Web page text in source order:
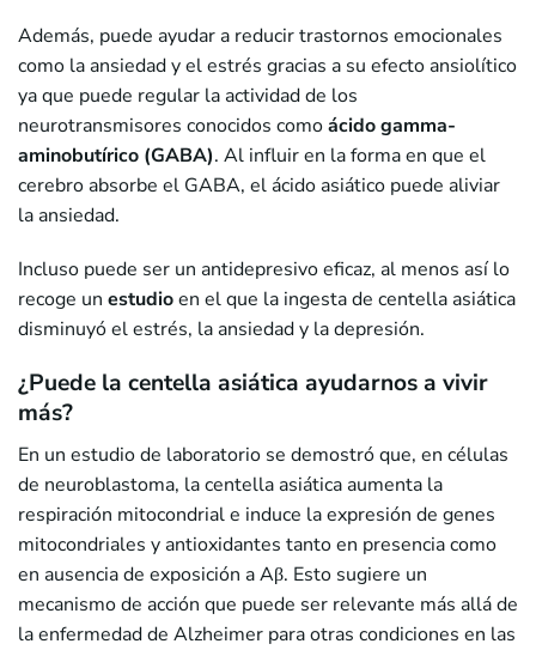
Además, puede ayudar a reducir trastornos emocionales
como la ansiedad y el estrés gracias a su efecto ansiolítico
ya que puede regular la actividad de los
neurotransmisores conocidos comoácido gamma-
aminobutírico (GABA). Al influir en la forma en que el
cerebro absorbe el GABA, el ácido asiático puede aliviar
la ansiedad.
Incluso puede ser un antidepresivo eficaz, al menos así lo
recoge un estudioen el que la ingesta de centella asiática
disminuyó el estrés, la ansiedad y la depresión.
¿Puede la centella asiática ayudarnos a vivir
más?
En un estudio de laboratorio se demostró que, en células
de neuroblastoma, la centella asiática aumenta la
respiración mitocondrial e induce la expresión de genes
mitocondriales y antioxidantes tanto en presencia como
en ausencia de exposición a Aβ. Esto sugiere un
mecanismo de acción que puede ser relevante más allá de
la enfermedad de Alzheimer para otras condiciones en las